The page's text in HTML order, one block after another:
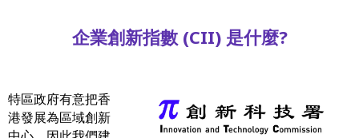
企業創新指數 (CII) 是什麼?
特區政府有意把香
港發展為區域創新